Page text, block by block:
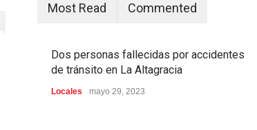
Most Read Commented
Dos personas fallecidas por accidentes
de tránsito en La Altagracia
Locales mayo 29, 2023